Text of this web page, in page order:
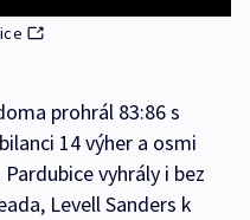
prohrál 83:86 s
14 výher a osmi
vyhrály i bez
Levell Sanders k